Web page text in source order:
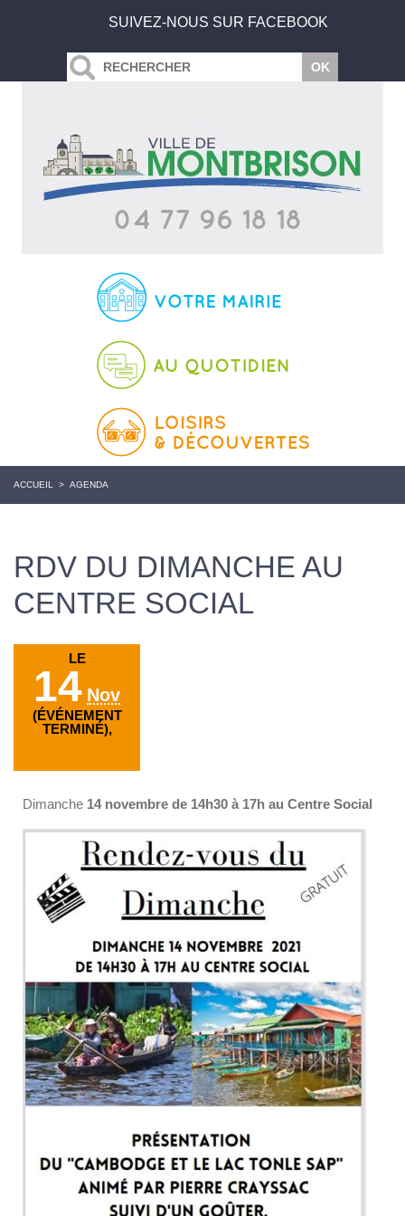
SUIVEZ-NOUS SUR FACEBOOK
ACCUEIL > AGENDA
RDV DU DIMANCHE AU
CENTRE SOCIAL
LE
14 Nov
(ÉVÉNEMENT
TERMINÉ),
Dimanche 14 novembre de 14h30 à 17h au Centre Social